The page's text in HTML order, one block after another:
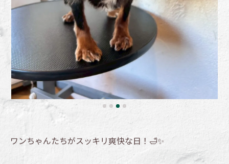
ワンちゃんたちがスッキリ爽快な日！🛁✨